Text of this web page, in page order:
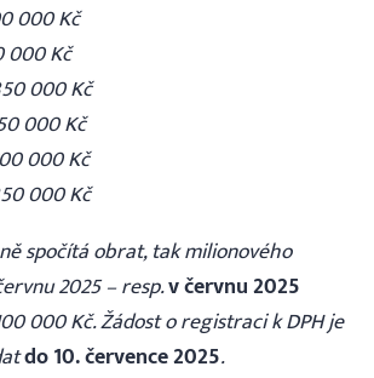
000 Kč
Kč
000 Kč
000 Kč
000 Kč
000 Kč
spočítá obrat, tak milionového
2025 – resp.v červnu 2025
000 Kč. Žádost o registraci k DPH je
do 10. července 2025.